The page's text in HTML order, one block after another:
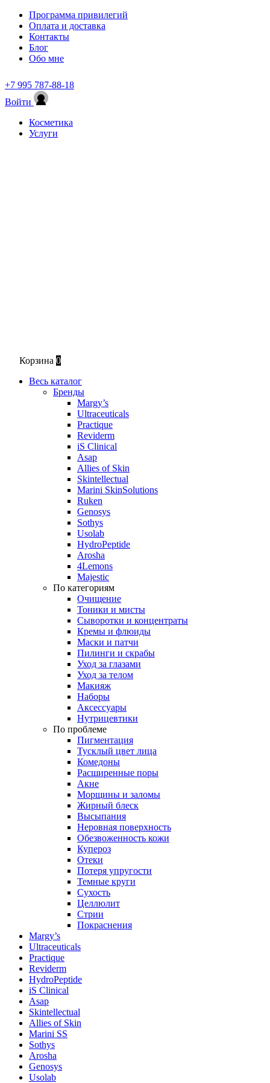
Программа привилегий
Оплата и доставка
Контакты
Блог
Обо мне
+7 995 787-88-18
Войти
Косметика
Услуги
Корзина 0
Весь каталог
Бренды
Margy’s
Ultraceuticals
Practique
Reviderm
iS Clinical
Asap
Allies of Skin
Skintellectual
Marini SkinSolutions
Ruken
Genosys
Sothys
Usolab
HydroPeptide
Arosha
4Lemons
Majestic
По категориям
Очищение
Тоники и мисты
Сыворотки и концентраты
Кремы и флюиды
Маски и патчи
Пилинги и скрабы
Уход за глазами
Уход за телом
Макияж
Наборы
Аксессуары
Нутрицевтики
По проблеме
Пигментация
Тусклый цвет лица
Комедоны
Расширенные поры
Акне
Морщины и заломы
Жирный блеск
Высыпания
Неровная поверхность
Обезвоженность кожи
Купероз
Отеки
Потеря упругости
Темные круги
Сухость
Целлюлит
Стрии
Покраснения
Margy’s
Ultraceuticals
Practique
Reviderm
HydroPeptide
iS Clinical
Asap
Skintellectual
Allies of Skin
Marini SS
Sothys
Arosha
Genosys
Usolab